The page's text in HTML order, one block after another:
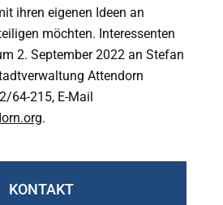
ihren eigenen Ideen an
möchten. Interessenten
2. September 2022 an Stefan
Attendorn
64-215, E-Mail
.
KONTAKT